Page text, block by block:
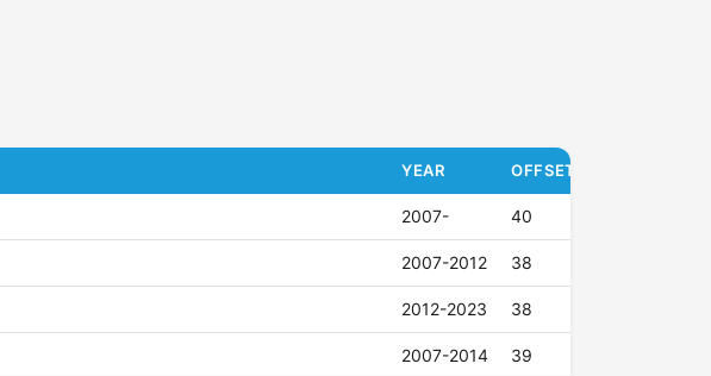
YEAR OFFSET (ET)
2007- 40
2007-2012 38
2012-2023 38
2007-2014 39